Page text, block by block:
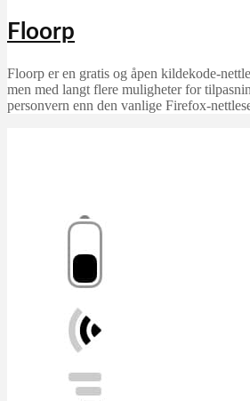
Floorp
Floorp er en gratis og åpen kildekode-
men med langt flere muligheter for
personvern enn den vanlige Firefox-